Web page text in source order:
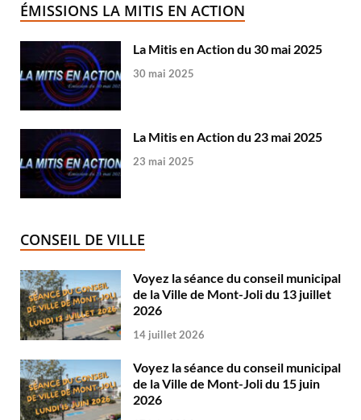
ÉMISSIONS LA MITIS EN ACTION
La Mitis en Action du 30 mai 2025
30 mai 2025
La Mitis en Action du 23 mai 2025
23 mai 2025
CONSEIL DE VILLE
Voyez la séance du conseil municipal
de la Ville de Mont-Joli du 13 juillet
2026
14 juillet 2026
Voyez la séance du conseil municipal
de la Ville de Mont-Joli du 15 juin
2026